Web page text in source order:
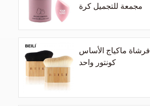
مجمعة للتجميل كرة
شطبة قطع إسفنجة
فرشاة ماكياج الأساس
كونتور واحد